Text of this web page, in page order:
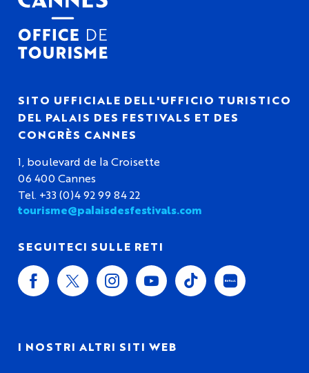
SITO UFFICIALE DELL'UFFICIO TURISTICO
DEL PALAIS DES FESTIVALS ET DES
CONGRÈS CANNES
1, boulevard de la Croisette
06 400 Cannes
Tel. +33 (0)4 92 99 84 22
tourisme@palaisdesfestivals.com
SEGUITECI SULLE RETI
I NOSTRI ALTRI SITI WEB